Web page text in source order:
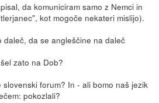
da komuniciram samo z Nemci in
kot mogoče nekateri mislijo).
daleč, da se angleščine na daleč
zato na Dob?
forum? In - ali bomo naš jezik
pokozlali?